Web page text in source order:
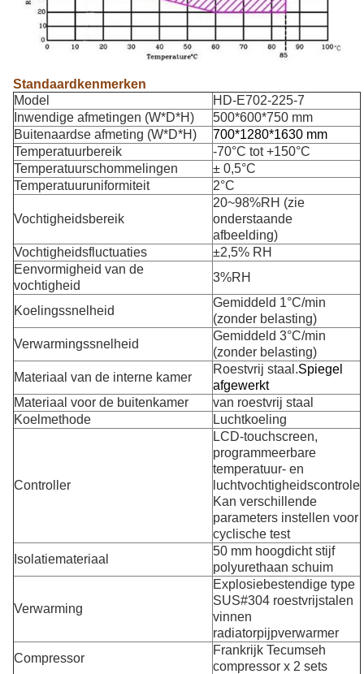
Standaardkenmerken
Model
HD-E702-225-7
Inwendige afmetingen (W*D*H)
500*600*750 mm
Buitenaardse afmeting (W*D*H)
700*1280*1630 mm
Temperatuurbereik
-70°C tot +150°C
Temperatuurschommelingen
± 0,5°C
Temperatuuruniformiteit
2°C
Vochtigheidsbereik
20~98%RH (zie
onderstaande
afbeelding)
Vochtigheidsfluctuaties
±2,5% RH
Eenvormigheid van de
vochtigheid
3%RH
Koelingssnelheid
Gemiddeld 1°C/min
(zonder belasting)
Verwarmingssnelheid
Gemiddeld 3°C/min
(zonder belasting)
Materiaal van de interne kamer
Roestvrij staal.Spiegel
afgewerkt
Materiaal voor de buitenkamer
van roestvrij staal
Koelmethode
Luchtkoeling
Controller
LCD-touchscreen,
programmeerbare
temperatuur- en
luchtvochtigheidscontrole
Kan verschillende
parameters instellen voor
cyclische test
Isolatiemateriaal
50 mm hoogdicht stijf
polyurethaan schuim
Verwarming
Explosiebestendige type
SUS#304 roestvrijstalen
vinnen
radiatorpijpverwarmer
Compressor
Frankrijk Tecumseh
compressor x 2 sets